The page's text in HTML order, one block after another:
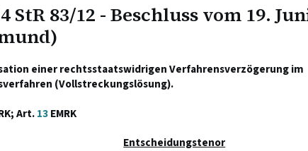
StR 83/12 - Beschluss vom 19.
einer rechtsstaatswidrigen Verfahrensverzögerung im
(Vollstreckungslösung).
Art.13EMRK
Entscheidungstenor